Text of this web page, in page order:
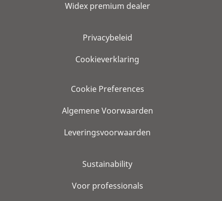
Widex premium dealer
Privacybeleid
Cookieverklaring
Cookie Preferences
Algemene Voorwaarden
Leveringsvoorwaarden
Sustainability
Voor professionals